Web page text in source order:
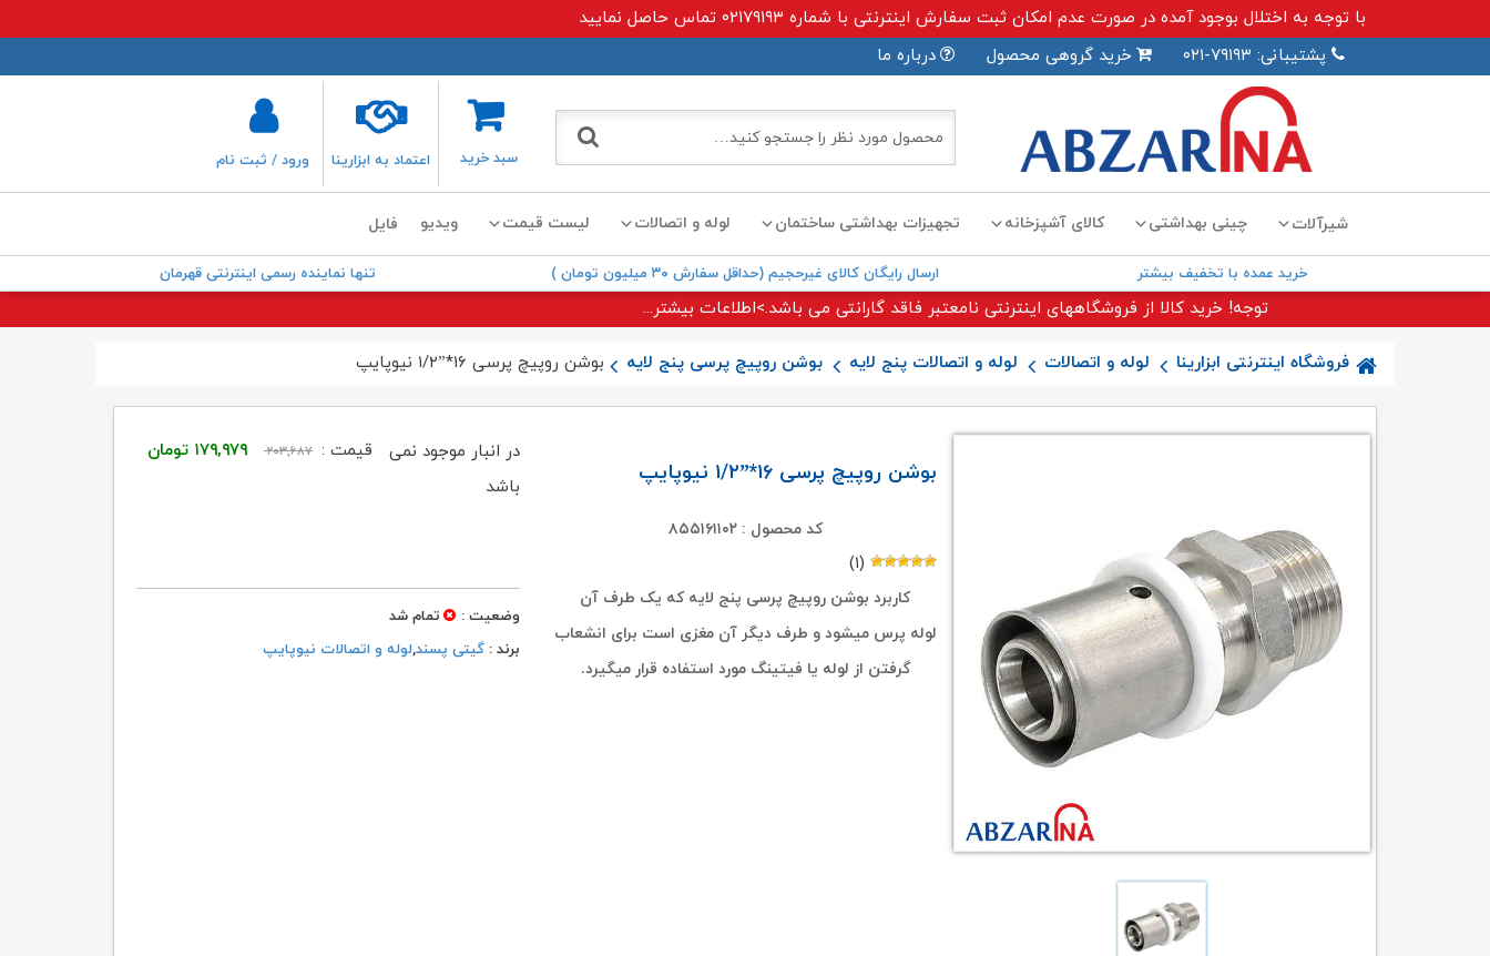
با توجه به اختلال بوجود آمده در صورت عدم امکان ثبت سفارش اینترنتی با شماره ۰۲۱۷۹۱۹۳ تماس حاصل نمایید
پشتیبانی: ۷۹۱۹۳-۰۲۱
خرید گروهی محصول درباره ما
سبد خرید اعتماد به ابزارینا ورود / ثبت نام
شیرآلات چینی بهداشتی کالای آشپزخانه تجهیزات بهداشتی ساختمان لوله و اتصالات لیست قیمت ویدیو فایل
خرید عمده با تخفیف بیشتر ارسال رایگان کالای غیرحجیم (حداقل سفارش ۳۰ میلیون تومان ) تنها نماینده رسمی اینترنتی قهرمان
توجه! خرید کالا از فروشگاههای اینترنتی نامعتبر فاقد گارانتی می باشد.>اطلاعات بیشتر...
فروشگاه اینترنتی ابزارینا لوله و اتصالات لوله و اتصالات پنج لایه بوشن روپیچ پرسی پنج لایه بوشن روپیچ پرسی ۱۶*”۱/۲ نیوپایپ
بوشن روپیچ پرسی ۱۶*”۱/۲ نیوپایپ
کد محصول : ۸۵۵۱۶۱۱۰۲
(۱)
کاربرد بوشن روپیچ پرسی پنج لایه که یک طرف آن
لوله پرس میشود و طرف دیگر آن مغزی است برای انشعاب
گرفتن از لوله یا فیتینگ مورد استفاده قرار میگیرد.
قیمت : ۲۰۳,۶۸۷
قیمت
۱۷۹,۹۷۹ تومان
در انبار موجود نمی
باشد
وضعیت :
تمام شد
برند : گیتی پسند,لوله و اتصالات نیوپایپ